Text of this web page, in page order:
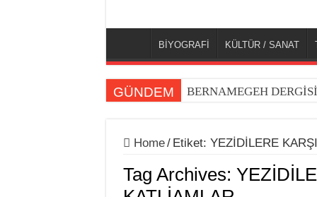
BİYOGRAFİ KÜLTÜR / SANAT
GÜNDEM
BERNAMEGEH
DÜNYA KUPASI
Vladimir İlyiç Lenin
“Güneşli Pazartesiler”:
Home/ Etiket: YEZİDİLERE
Tag Archives: